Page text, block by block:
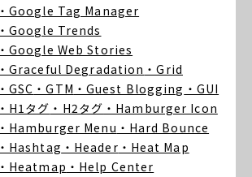
・Google Tag Manager
・Google Trends
・Google Web Stories
・Graceful Degradation ・Grid
・GSC ・GTM ・Guest Blogging ・GUI
・H1タグ ・H2タグ ・Hamburger Icon
・Hamburger Menu ・Hard Bounce
・Hashtag ・Header ・Heat Map
・Heatmap ・Help Center